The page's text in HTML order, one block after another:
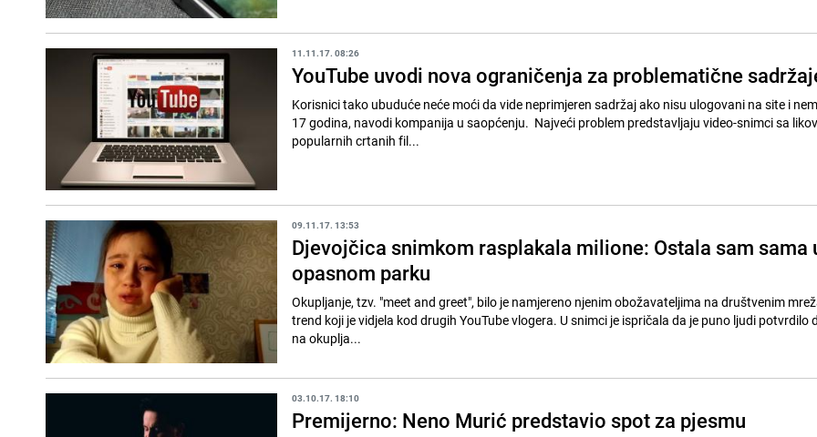
11.11.17. 08:26
YouTube uvodi nova ograničenja za problematične
Korisnici tako ubuduće neće moći da vide neprimjeren sadržaj ako nisu ulogovani na site i
17 godina, navodi kompanija u saopćenju. Najveći problem predstavljaju video-snimci sa
popularnih crtanih fil...
09.11.17. 13:53
Djevojčica snimkom rasplakala milione: Ostala sam sama
opasnom parku
Okupljanje, tzv. "meet and greet", bilo je namjereno njenim obožavateljima na društvenim
trend koji je vidjela kod drugih YouTube vlogera. U snimci je ispričala da je puno ljudi potvrdilo
na okuplja...
03.10.17. 18:10
Premijerno: Neno Murić predstavio spot za pjesmu